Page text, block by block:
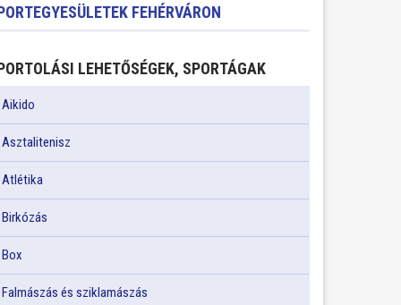
FEHÉRVÁRON
LEHETŐSÉGEK, SPORTÁGAK
Aikido
Asztalitenisz
Atlétika
Birkózás
Box
Falmászás és sziklamászás